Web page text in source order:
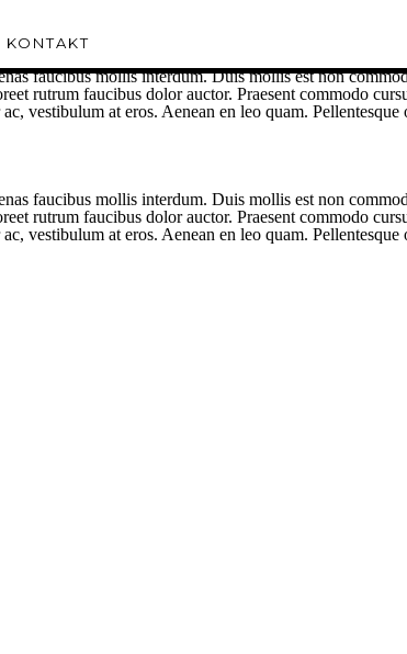
KONTAKT
faucibus mollis interdum. Duis mollis est non
rutrum faucibus dolor auctor. Praesent commodo
vestibulum at eros. Aenean en leo quam.
faucibus mollis interdum. Duis mollis est non
rutrum faucibus dolor auctor. Praesent commodo
vestibulum at eros. Aenean en leo quam.